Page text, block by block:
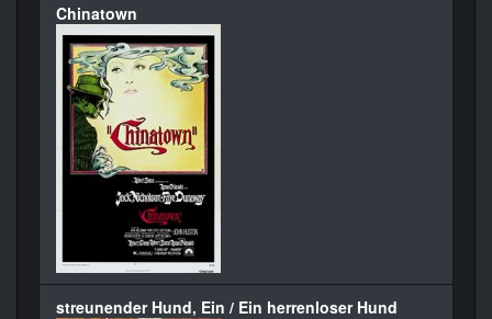
Chinatown
streunender Hund, Ein / Ein herrenloser Hund